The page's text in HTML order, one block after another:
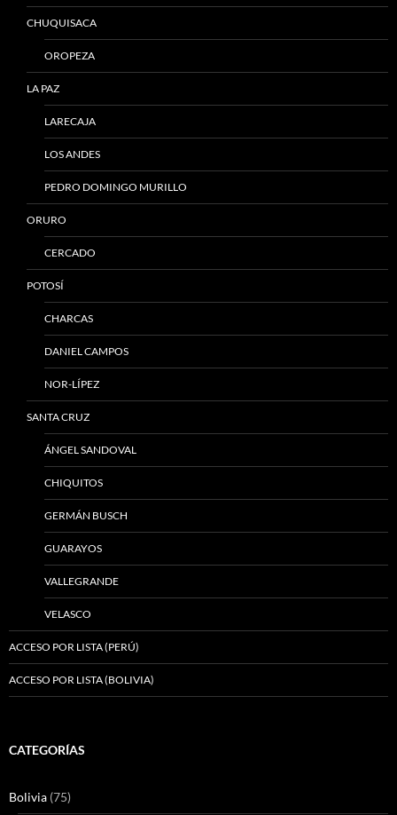
CHUQUISACA
OROPEZA
LA PAZ
LARECAJA
LOS ANDES
PEDRO DOMINGO MURILLO
ORURO
CERCADO
POTOSÍ
CHARCAS
DANIEL CAMPOS
NOR-LÍPEZ
SANTA CRUZ
ÁNGEL SANDOVAL
CHIQUITOS
GERMÁN BUSCH
GUARAYOS
VALLEGRANDE
VELASCO
ACCESO POR LISTA (PERÚ)
ACCESO POR LISTA (BOLIVIA)
CATEGORÍAS
Bolivia (75)